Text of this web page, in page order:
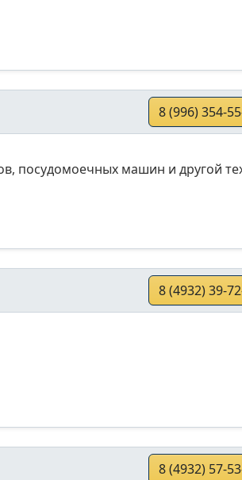
8 (996) 354-
посудомоечных машин и другой
8 (4932) 39-
8 (4932) 57-